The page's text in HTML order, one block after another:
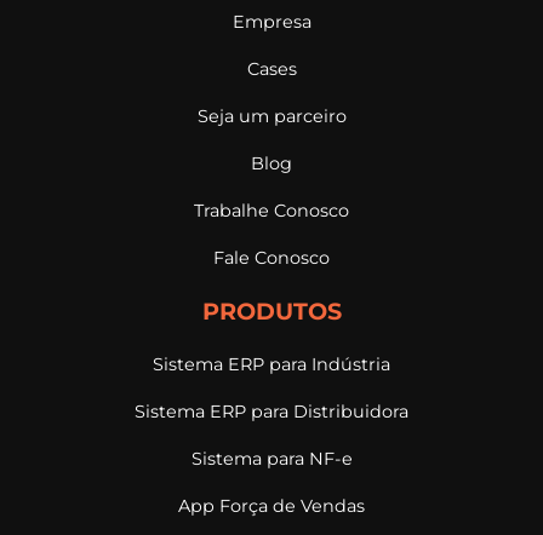
Empresa
Cases
Seja um parceiro
Blog
Trabalhe Conosco
Fale Conosco
PRODUTOS
Sistema ERP para Indústria
Sistema ERP para Distribuidora
Sistema para NF-e
App Força de Vendas